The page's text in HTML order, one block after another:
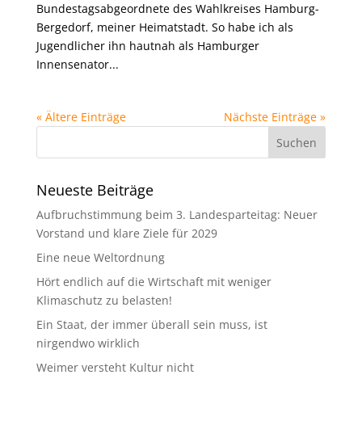
Bundestagsabgeordnete des Wahlkreises Hamburg-
Bergedorf, meiner Heimatstadt. So habe ich als
Jugendlicher ihn hautnah als Hamburger
Innensenator...
« Ältere Einträge Nächste Einträge »
Neueste Beiträge
Aufbruchstimmung beim 3. Landesparteitag: Neuer
Vorstand und klare Ziele für 2029
Eine neue Weltordnung
Hört endlich auf die Wirtschaft mit weniger
Klimaschutz zu belasten!
Ein Staat, der immer überall sein muss, ist
nirgendwo wirklich
Weimer versteht Kultur nicht